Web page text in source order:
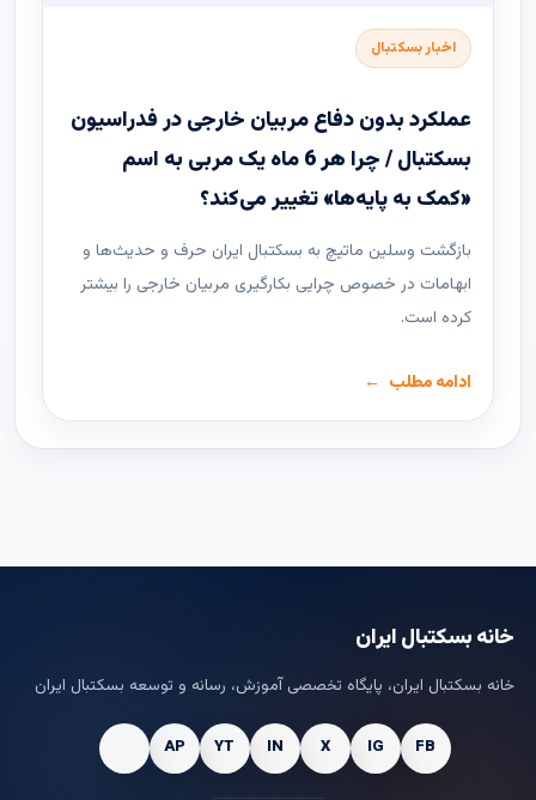
اخبار بسکتبال
عملکرد بدون دفاع مربیان خارجی در فدراسیون
بسکتبال / چرا هر 6 ماه یک مربی به اسم
«کمک به پایه‌ها» تغییر می‌کند؟
بازگشت وسلین ماتیچ به بسکتبال ایران حرف و حدیث‌ها و
ابهامات در خصوص چرایی بکارگیری مربیان خارجی را بیشتر
کرده است.
ادامه مطلب
خانه بسکتبال ایران
خانه بسکتبال ایران، پایگاه تخصصی آموزش، رسانه و توسعه بسکتبال ایران